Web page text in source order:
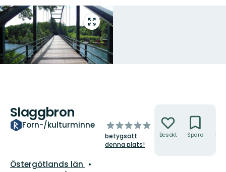
Gå
till
helskärmsläge
Slaggbron
Forn-/kulturminne
av
5
stjärnor
betygsätt
denna plats!
Län:
Östergötlands län
Besökt Spara